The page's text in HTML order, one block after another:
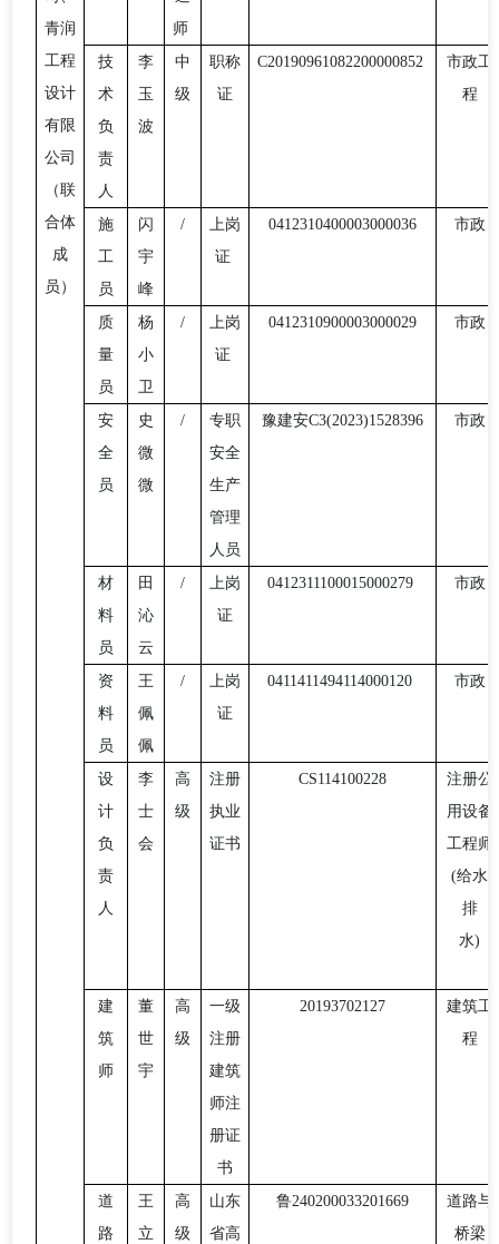
青润
工程
设计
有限
公司
（联
合体
成
员）
师
技
术
负
责
人
李
玉
波
中
级
职称
证
C20190961082200000852
市政工
程
施
工
员
闪
宇
峰
/
上岗
证
0412310400003000036 市政
质
量
员
杨
小
卫
/
上岗
证
0412310900003000029 市政
安
全
员
史
微
微
/
专职
安全
生产
管理
人员
豫建安C3(2023)1528396 市政
材
料
员
田
沁
云
/
上岗
证
0412311100015000279 市政
资
料
员
王
佩
佩
/
上岗
证
0411411494114000120 市政
设
计
负
责
人
李
士
会
高
级
注册
执业
证书
CS114100228
注册公
用设备
工程师
(给水
排
水)
建
筑
师
董
世
宇
高
级
一级
注册
建筑
师注
册证
书
20193702127
建筑工
程
道
路
王
立
高
级
山东
省高
鲁240200033201669
道路与
桥梁